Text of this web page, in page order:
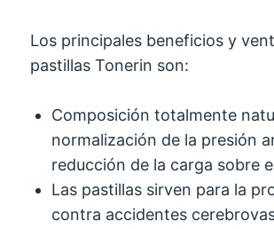
Los principales beneficios y
pastillas Tonerin son:
Composición totalmente
normalización de la presión
reducción de la carga sobre
Las pastillas sirven para la
contra accidentes